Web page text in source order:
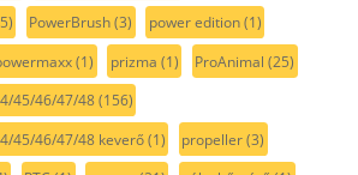
PowerBrush(3) power edition(1)
(1) prizma (1) ProAnimal (25)
45/46/47/48(156)
45/46/47/48 keverő(1) propeller(3)